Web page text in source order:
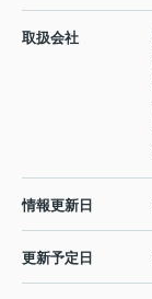
取扱会社
情報更新日
更新予定日